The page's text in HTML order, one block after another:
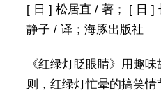
[ 日 ] 松居直 / 著； [ 日 ]
静子 / 译；海豚出版社
《红绿灯眨眼睛》用趣
则，红绿灯忙晕的搞笑